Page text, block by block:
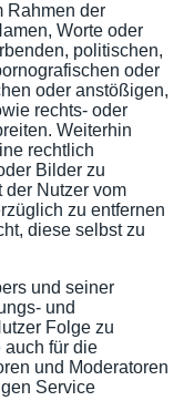
Rahmen der
Worte oder
politischen,
oder
oder anstößigen,
rechts- oder
Weiterhin
rechtlich
Bilder zu
der Nutzer vom
zu entfernen
diese selbst zu
und seiner
und
Folge zu
auch für die
und Moderatoren
Service